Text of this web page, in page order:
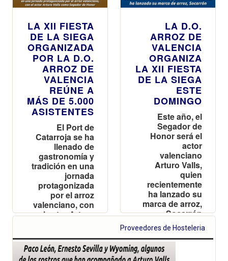
LA XII FIESTA
DE LA SIEGA
ORGANIZADA
POR LA D.O.
ARROZ DE
VALENCIA
REÚNE A
MÁS DE 5.000
ASISTENTES
El Port de
Catarroja se ha
llenado de
gastronomía y
tradición en una
jornada
protagonizada
por el arroz
valenciano, con
el actor Arturo
Honor
LA D.O.
ARROZ DE
VALENCIA
ORGANIZA
LA XII FIESTA
DE LA SIEGA
ESTE
DOMINGO
Este año, el
Segador de
Honor será el
actor
valenciano
Arturo Valls,
quien
recientemente
ha lanzado su
marca de arroz,
Socarrón
Proveedores de Hosteleria